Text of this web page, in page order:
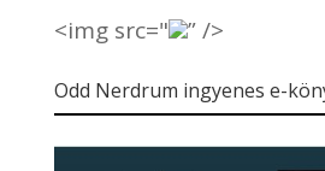
<img src=" ” />
Odd Nerdrum ingyenes e-